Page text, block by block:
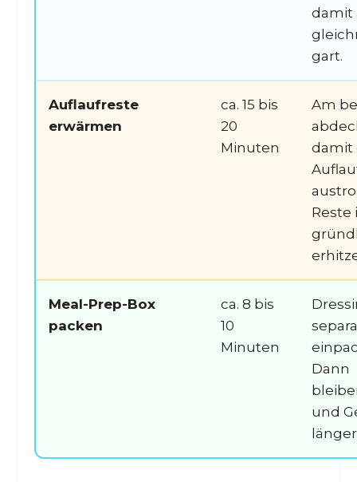
damit
gart.
Auflaufreste
erwärmen
ca. 15 bis
20
Minuten
Am
damit
Meal-Prep-Box
packen
ca. 8 bis
10
Minuten
Dann
und